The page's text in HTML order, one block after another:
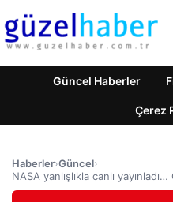
Güncel Haberler
Çerez
Haberler›Güncel›
NASA yanlışlıkla canlı